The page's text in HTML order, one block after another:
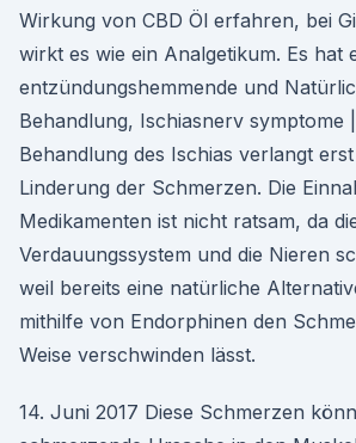
Wirkung von CBD Öl erfahren, bei
wirkt es wie ein Analgetikum. Es hat
entzündungshemmende und
Behandlung, Ischiasnerv symptome
Behandlung des Ischias verlangt
Linderung der Schmerzen. Die
Medikamenten ist nicht ratsam, da
Verdauungssystem und die Nieren
weil bereits eine natürliche
mithilfe von Endorphinen den
Weise verschwinden lässt.
14. Juni 2017 Diese Schmerzen